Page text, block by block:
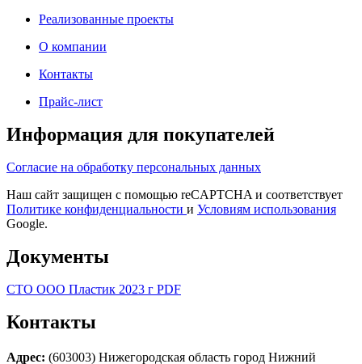
Реализованные проекты
О компании
Контакты
Прайс-лист
Информация для покупателей
Согласие на обработку персональных данных
Наш сайт защищен с помощью reCAPTCHA и соответствует
Политике конфиденциальности и Условиям использования
Google.
Документы
СТО ООО Пластик 2023 г PDF
Контакты
Адрес: (603003) Нижегородская область город Нижний